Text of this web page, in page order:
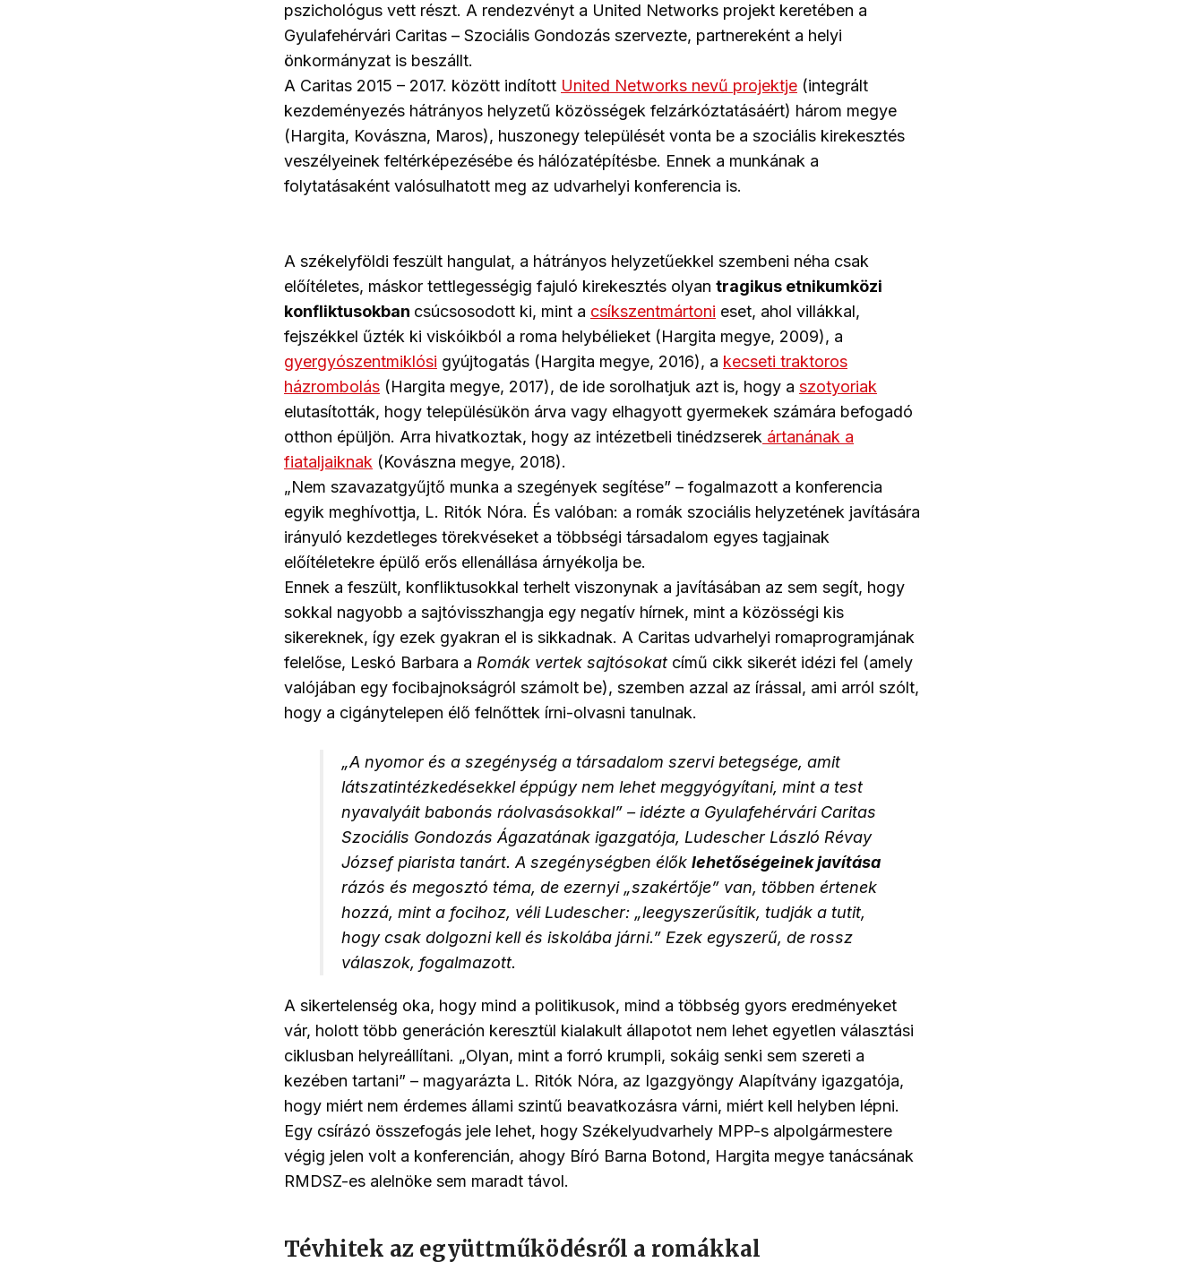
pszichológus vett részt. A rendezvényt a United Networks projekt keretében a
Gyulafehérvári Caritas – Szociális Gondozás szervezte, partnereként a helyi
önkormányzat is beszállt.
A Caritas 2015 – 2017. között indított United Networks nevű projektje (integrált
kezdeményezés hátrányos helyzetű közösségek felzárkóztatásáért) három megye
(Hargita, Kovászna, Maros), huszonegy települését vonta be a szociális kirekesztés
veszélyeinek feltérképezésébe és hálózatépítésbe. Ennek a munkának a
folytatásaként valósulhatott meg az udvarhelyi konferencia is.
A székelyföldi feszült hangulat, a hátrányos helyzetűekkel szembeni néha csak
előítéletes, máskor tettlegességig fajuló kirekesztés olyan tragikus etnikumközi
konfliktusokban csúcsosodott ki, mint a csíkszentmártoni eset, ahol villákkal,
fejszékkel űzték ki viskóikból a roma helybélieket (Hargita megye, 2009), a
gyergyószentmiklósi gyújtogatás (Hargita megye, 2016), a kecseti traktoros
házrombolás (Hargita megye, 2017), de ide sorolhatjuk azt is, hogy a szotyoriak
elutasították, hogy településükön árva vagy elhagyott gyermekek számára befogadó
otthon épüljön. Arra hivatkoztak, hogy az intézetbeli tinédzserek ártanának a
fiataljaiknak (Kovászna megye, 2018).
„Nem szavazatgyűjtő munka a szegények segítése” – fogalmazott a konferencia
egyik meghívottja, L. Ritók Nóra. És valóban: a romák szociális helyzetének javítására
irányuló kezdetleges törekvéseket a többségi társadalom egyes tagjainak
előítéletekre épülő erős ellenállása árnyékolja be.
Ennek a feszült, konfliktusokkal terhelt viszonynak a javításában az sem segít, hogy
sokkal nagyobb a sajtóvisszhangja egy negatív hírnek, mint a közösségi kis
sikereknek, így ezek gyakran el is sikkadnak. A Caritas udvarhelyi romaprogramjának
felelőse, Leskó Barbara a Romák vertek sajtósokat című cikk sikerét idézi fel (amely
valójában egy focibajnokságról számolt be), szemben azzal az írással, ami arról szólt,
hogy a cigánytelepen élő felnőttek írni-olvasni tanulnak.
„A nyomor és a szegénység a társadalom szervi betegsége, amit
látszatintézkedésekkel éppúgy nem lehet meggyógyítani, mint a test
nyavalyáit babonás ráolvasásokkal” –idézte a Gyulafehérvári Caritas
Szociális Gondozás Ágazatának igazgatója, Ludescher László Révay
József piarista tanárt. A szegénységben élők lehetőségeinek javítása
rázós és megosztó téma, de ezernyi „szakértője” van, többen értenek
hozzá, mint a focihoz, véli Ludescher: „leegyszerűsítik, tudják a tutit,
hogy csak dolgozni kell és iskolába járni.” Ezek egyszerű, de rossz
válaszok, fogalmazott.
A sikertelenség oka, hogy mind a politikusok, mind a többség gyors eredményeket
vár, holott több generáción keresztül kialakult állapotot nem lehet egyetlen választási
ciklusban helyreállítani. „Olyan, mint a forró krumpli, sokáig senki sem szereti a
kezében tartani” – magyarázta L. Ritók Nóra, az Igazgyöngy Alapítvány igazgatója,
hogy miért nem érdemes állami szintű beavatkozásra várni, miért kell helyben lépni.
Egy csírázó összefogás jele lehet, hogy Székelyudvarhely MPP-s alpolgármestere
végig jelen volt a konferencián, ahogy Bíró Barna Botond, Hargita megye tanácsának
RMDSZ-es alelnöke sem maradt távol.
Tévhitek az együttműködésről a romákkal